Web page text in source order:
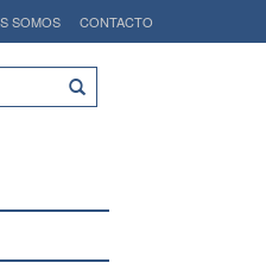
SOMOS CONTACTO